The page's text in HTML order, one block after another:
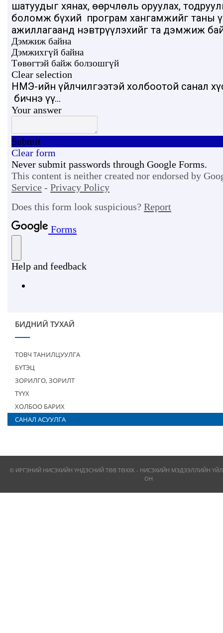
БИДНИЙ ТУХАЙ
ТОВЧ ТАНИЛЦУУЛГА
БҮТЭЦ
ЗОРИЛГО, ЗОРИЛТ
ТҮҮХ
ХОЛБОО БАРИХ
САНАЛ АСУУЛГА
© ИРГЭНИЙ НИСЭХИЙН ҮНДЭСНИЙ ТӨВ ТӨХХК - НИСЭХИЙН МЭДЭЭЛЛИЙН
ОН